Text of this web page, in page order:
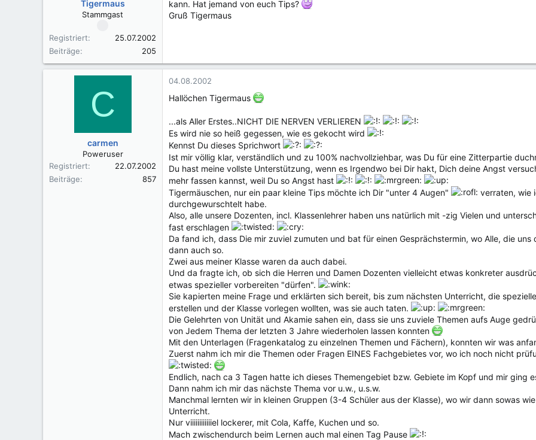
Tigermaus
Stammgast
Registriert
25.07.2002
Beiträge
205
kann. Hat jemand von euch Tips?
Gruß Tigermaus
C
carmen
Poweruser
Registriert
22.07.2002
Beiträge
857
04.08.2002
Hallöchen Tigermaus
...als Aller Erstes..NICHT DIE NERVEN VERLIEREN
Es wird nie so heiß gegessen, wie es gekocht wird
Kennst Du dieses Sprichwort
Ist mir völlig klar, verständlich und zu 100% nachvollziehbar, was Du für eine Zitterpartie
Du hast meine vollste Unterstützung, wenn es Irgendwo bei Dir hakt, Dich deine Angst
mehr fassen kannst, weil Du so Angst hast
Tigermäuschen, nur ein paar kleine Tips möchte ich Dir "unter 4 Augen"
verraten, wie
durchgewurschtelt habe.
Also, alle unsere Dozenten, incl. Klassenlehrer haben uns natürlich mit -zig Vielen und
fast erschlagen
Da fand ich, dass Die mir zuviel zumuten und bat für einen Gesprächstermin, wo Alle, die
dann auch so.
Zwei aus meiner Klasse waren da auch dabei.
Und da fragte ich, ob sich die Herren und Damen Dozenten vielleicht etwas konkreter
etwas spezieller vorbereiten "dürfen".
Sie kapierten meine Frage und erklärten sich bereit, bis zum nächsten Unterricht, die
erstellen und der Klasse vorlegen wollten, was sie auch taten.
Die Gelehrten von Unität und Akamie sahen ein, dass sie uns zuviele Themen aufs Auge
von Jedem Thema der letzten 3 Jahre wiederholen lassen konnten
Mit den Unterlagen (Fragenkatalog zu einzelnen Themen und Fächern), konnten wir was
Zuerst nahm ich mir die Themen oder Fragen EINES Fachgebietes vor, wo ich noch nicht
Endlich, nach ca 3 Tagen hatte ich dieses Themengebiet bzw. Gebiete im Kopf und mir ging
Dann nahm ich mir das nächste Thema vor u.w., u.s.w.
Manchmal lernten wir in kleinen Gruppen (3-4 Schüler aus der Klasse), wo wir dann sowas
Unterricht.
Nur viiiiiiiiiiiiel lockerer, mit Cola, Kaffe, Kuchen und so.
Mach zwischendurch beim Lernen auch mal einen Tag Pause